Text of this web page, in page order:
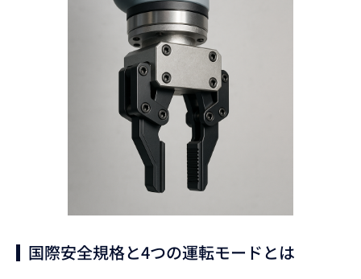
国際安全規格と4つの運転モードとは